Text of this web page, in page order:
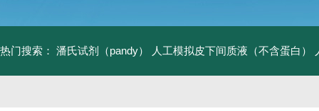
热门搜索： 潘氏试剂（pandy） 人工模拟皮下间质液（不含蛋白）